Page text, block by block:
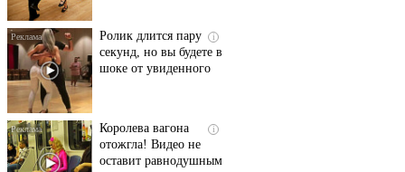
i
Ролик длится пару
секунд, но вы будете в
шоке от увиденного
i
Королева вагона
отожгла! Видео не
оставит равнодушным